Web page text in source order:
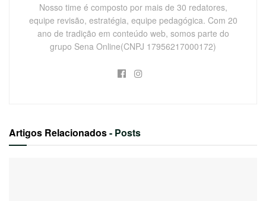
Nosso time é composto por mais de 30 redatores,
equipe revisão, estratégia, equipe pedagógica. Com 20
ano de tradição em conteúdo web, somos parte do
grupo Sena Online(CNPJ 17956217000172)
Artigos Relacionados- Posts